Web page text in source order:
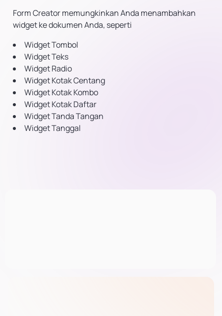
Form Creator memungkinkan Anda menambahkan
widget ke dokumen Anda, seperti
Widget Tombol
Widget Teks
Widget Radio
Widget Kotak Centang
Widget Kotak Kombo
Widget Kotak Daftar
Widget Tanda Tangan
Widget Tanggal